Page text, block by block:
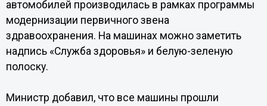
автомобилей производилась в рамках программы
модернизации первичного звена
здравоохранения. На машинах можно заметить
надпись «Служба здоровья» и белую-зеленую
полоску.
Министр добавил, что все машины прошли